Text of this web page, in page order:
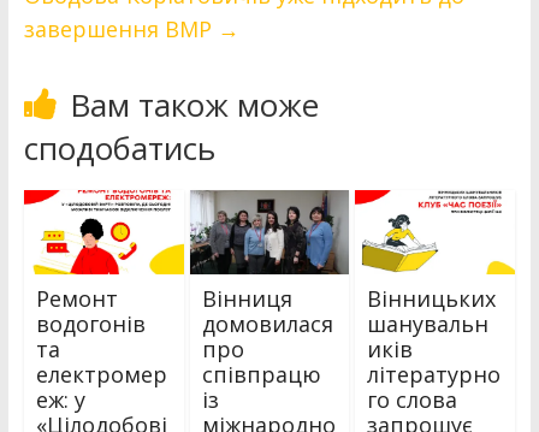
завершення ВМР →
Вам також може
сподобатись
Ремонт
водогонів
та
електромер
еж: у
«Цілодобові
Вінниця
домовилася
про
співпрацю
із
міжнародно
Вінницьких
шанувальн
иків
літературно
го слова
запрошує